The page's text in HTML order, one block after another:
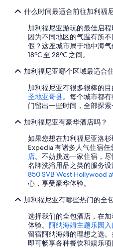
什么时间最适合前往加利福
加利福尼亚游玩的最佳启
因为不同地区的气温有所
假？这座城市属于地中海
18ºC 至 28ºC 之间。
加利福尼亚哪个区域最适合
加利福尼亚有很多很棒的
圣地亚哥县。每个城市都
门留出一些时间，全部探索
加利福尼亚有豪华酒店吗？
如果您想在加利福尼亚洛
Expedia 有诸多人气住宿任
店。不妨挑选一家住宿，
名牌洗浴用品之类的服务
850 SVB West Hollywood
心，享受豪华体验。
加利福尼亚有哪些热门的全
选择我们的全包酒店，在
体验。 阿纳海姆主题乐园
留宿阿纳海姆的理想之选
即可畅享各种餐饮和娱乐项